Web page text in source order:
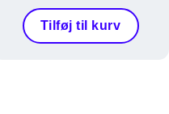
Tilføj til kurv